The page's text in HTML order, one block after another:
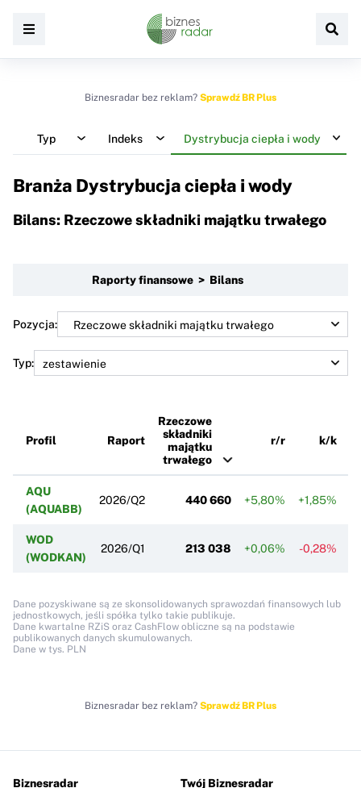
Biznesradar bez reklam? Sprawdź BR Plus
Typ Indeks Dystrybucja ciepła i wody
Branża Dystrybucja ciepła i wody
Bilans: Rzeczowe składniki majątku trwałego
Raporty finansowe > Bilans
Pozycja:
Typ:
Profil Raport
Rzeczowe
składniki
majątku
trwałego
r/r k/k
AQU
(AQUABB)
2026/Q2 440 660 +5,80% +1,85%
WOD
(WODKAN)
2026/Q1 213 038 +0,06% -0,28%
Dane pozyskiwane są ze skonsolidowanych sprawozdań finansowych lub
jednostkowych, jeśli spółka tylko takie publikuje.
Dane kwartalne RZiS oraz CashFlow obliczne są na podstawie
publikowanych danych skumulowanych.
Dane w tys. PLN
Biznesradar bez reklam? Sprawdź BR Plus
Biznesradar Twój Biznesradar